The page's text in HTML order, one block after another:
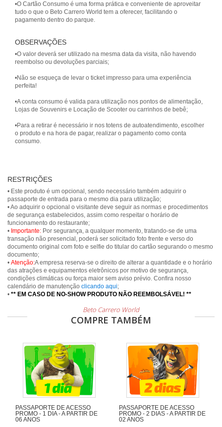
•O Cartão Consumo é uma forma prática e conveniente de aproveitar
tudo o que o Beto Carrero World tem a oferecer, facilitando o
pagamento dentro do parque.
OBSERVAÇÕES
•O valor deverá ser utilizado na mesma data da visita, não havendo
reembolso ou devoluções parciais;
•Não se esqueça de levar o ticket impresso para uma experiência
perfeita!
•A conta consumo é valida para utilização nos pontos de alimentação,
Lojas de Souvenirs e Locação de Scooter ou carrinhos de bebê;
•Para a retirar é necessário ir nos totens de autoatendimento, escolher
o produto e na hora de pagar, realizar o pagamento como conta
consumo.
RESTRIÇÕES
• Este produto é um opcional, sendo necessário também adquirir o
passaporte de entrada para o mesmo dia para utilização;
• Ao adquirir o opcional o visitante deve seguir as normas e procedimentos
de segurança estabelecidos, assim como respeitar o horário de
funcionamento do restaurante;
• Importante: Por segurança, a qualquer momento, tratando-se de uma
transação não presencial, poderá ser solicitado foto frente e verso do
documento original com foto e selfie do titular do cartão segurando o mesmo
documento;
• Atenção:A empresa reserva-se o direito de alterar a quantidade e o horário
das atrações e equipamentos eletrônicos por motivo de segurança,
condições climáticas ou força maior sem aviso prévio. Confira nosso
calendário de manutenção clicando aqui;
• ** EM CASO DE NO-SHOW PRODUTO NÃO REEMBOLSÁVEL! **
Beto Carrero World
COMPRE TAMBÉM
PASSAPORTE DE ACESSO
PROMO - 1 DIA - A PARTIR DE
06 ANOS
PASSAPORTE DE ACESSO
PROMO - 2 DIAS - A PARTIR DE
02 ANOS